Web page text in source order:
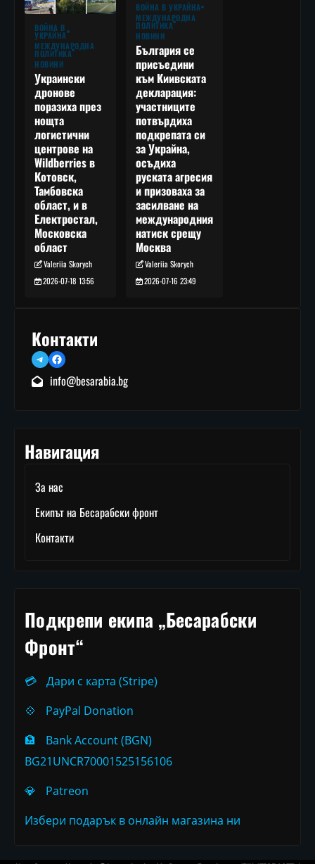
ВОЙНА В
УКРАЙНА
МЕЖДУНАРОДНА
ПОЛИТИКА
НОВИНИ
Украински
дронове
поразиха през
нощта
логистични
центрове на
Wildberries в
Котовск,
Тамбовска
област, и в
Електростал,
Московска
област
Valeriia Skorych
2026-07-18 13:56
ВОЙНА В УКРАЙНА
МЕЖДУНАРОДНА
ПОЛИТИКА
НОВИНИ
България се
присъедини
към Киивската
декларация:
участниците
потвърдиха
подкрепата си
за Украйна,
осъдиха
руската агресия
и призоваха за
засилване на
международния
натиск срещу
Москва
Valeriia Skorych
2026-07-16 23:49
Контакти
TelegramFacebook
info@besarabia.bg
Навигация
За нас
Екипът на Бесарабски фронт
Контакти
Подкрепи екипа „Бесарабски
Фронт“
💳
Дари с карта (Stripe)
💠
PayPal Donation
🏦
Bank Account (BGN)
BG21UNCR70001525156106
💎
Patreon
Избери подарък в онлайн магазина ни